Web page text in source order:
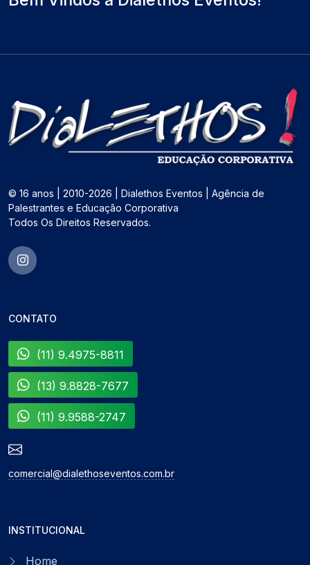
© 16 anos | 2010-2026 | Dialethos Eventos | Agência de
Palestrantes e Educação Corporativa
Todos Os Direitos Reservados.
CONTATO
(11) 9.4975-8811
(13) 9.8828-7677
(11) 9.9588-2747
comercial@dialethoseventos.com.br
INSTITUCIONAL
Home